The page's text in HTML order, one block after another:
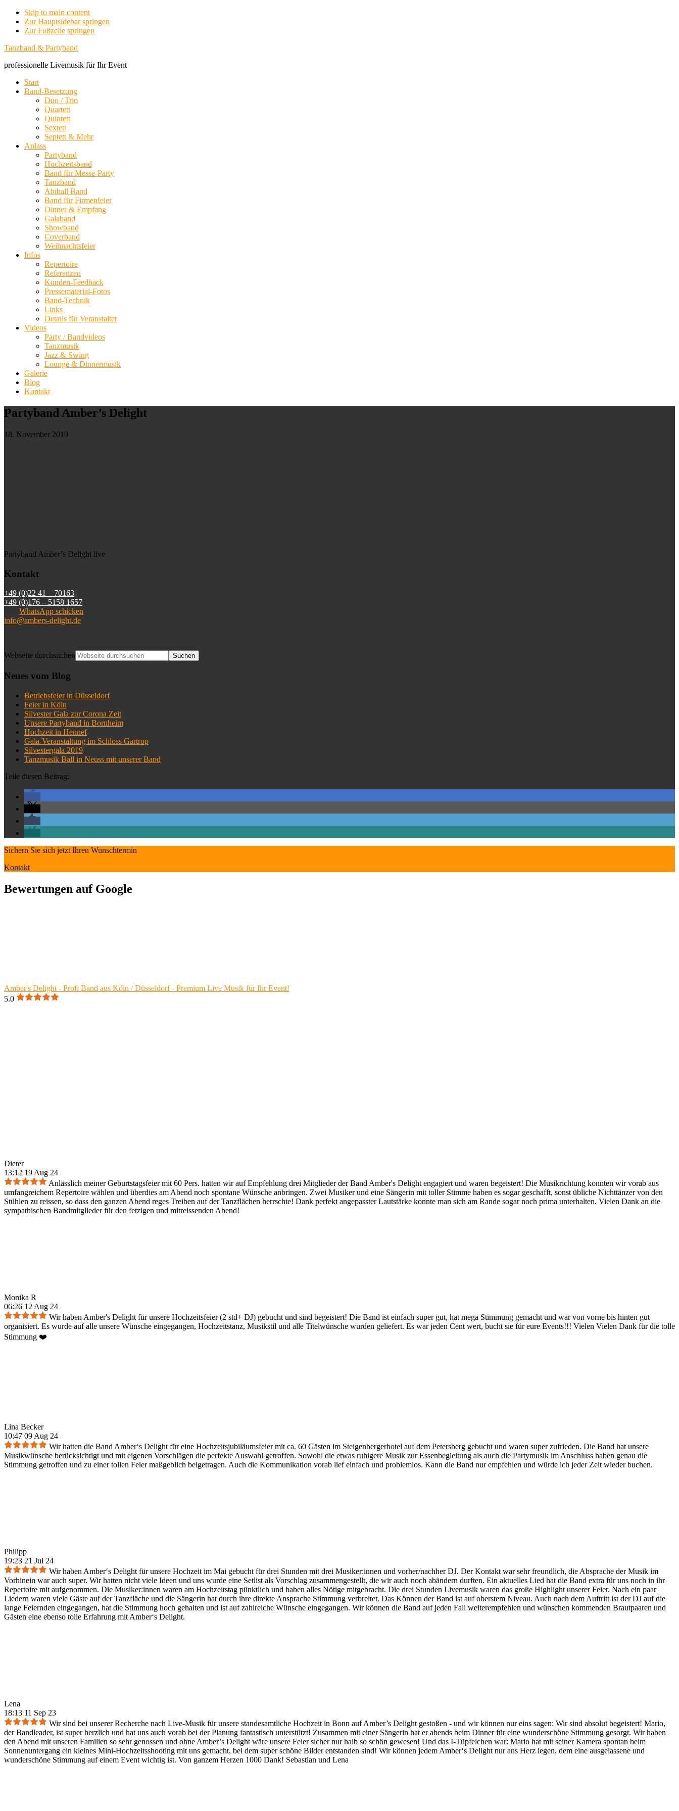
Skip to main content
Zur Hauptsidebar springen
Zur Fußzeile springen
Tanzband & Partyband
professionelle Livemusik für Ihr Event
Start
Band-Besetzung
Duo / Trio
Quartett
Quintett
Sextett
Septett & Mehr
Anlass
Partyband
Hochzeitsband
Band für Messe-Party
Tanzband
Abiball Band
Band für Firmenfeier
Dinner & Empfang
Galaband
Showband
Coverband
Weihnachtsfeier
Infos
Repertoire
Referenzen
Kunden-Feedback
Pressematerial-Fotos
Band-Technik
Links
Details für Veranstalter
Videos
Party / Bandvideos
Tanzmusik
Jazz & Swing
Lounge & Dinnermusik
Galerie
Blog
Kontakt
Partyband Amber’s Delight
18. November 2019
Partyband Amber’s Delight live
Kontakt
+49 (0)22 41 – 70163
+49 (0)176 – 5158 1657
WhatsApp schicken
info@ambers-delight.de
Webseite durchsuchen
Neues vom Blog
Betriebsfeier in Düsseldorf
Feier in Köln
Silvester Gala zur Corona Zeit
Unsere Partyband in Bornheim
Hochzeit in Hennef
Gala-Veranstaltung im Schloss Gartrop
Silvestergala 2019
Tanzmusik Ball in Neuss mit unserer Band
Teile diesen Beitrag:
Sichern Sie sich jetzt Ihren Wunschtermin
Kontakt
Bewertungen auf Google
Amber's Delight - Profi Band aus Köln / Düsseldorf - Premium Live Musik für Ihr Event!
5.0
Dieter
13:12 19 Aug 24
Anlässlich meiner Geburtstagsfeier mit 60 Pers. hatten wir auf Empfehlung drei Mitglieder der Band Amber's Delight engagiert und waren begeistert! Die Musikrichtung konnten wir vorab aus
umfangreichem Repertoire wählen und überdies am Abend noch spontane Wünsche anbringen. Zwei Musiker und eine Sängerin mit toller Stimme haben es sogar geschafft, sonst übliche Nichttänzer von den
Stühlen zu reissen, so dass den ganzen Abend reges Treiben auf der Tanzflächen herrschte! Dank perfekt angepasster Lautstärke konnte man sich am Rande sogar noch prima unterhalten. Vielen Dank an die
sympathischen Bandmitglieder für den fetzigen und mitreissenden Abend!
Monika R
06:26 12 Aug 24
Wir haben Amber's Delight für unsere Hochzeitsfeier (2 std+ DJ) gebucht und sind begeistert! Die Band ist einfach super gut, hat mega Stimmung gemacht und war von vorne bis hinten gut
organisiert. Es wurde auf alle unsere Wünsche eingegangen, Hochzeitstanz, Musikstil und alle Titelwünsche wurden geliefert. Es war jeden Cent wert, bucht sie für eure Events!!! Vielen Vielen Dank für die tolle
Stimmung ❤️
Lina Becker
10:47 09 Aug 24
Wir hatten die Band Amber‘s Delight für eine Hochzeitsjubiläumsfeier mit ca. 60 Gästen im Steigenbergerhotel auf dem Petersberg gebucht und waren super zufrieden. Die Band hat unsere
Musikwünsche berücksichtigt und mit eigenen Vorschlägen die perfekte Auswahl getroffen. Sowohl die etwas ruhigere Musik zur Essenbegleitung als auch die Partymusik im Anschluss haben genau die
Stimmung getroffen und zu einer tollen Feier maßgeblich beigetragen. Auch die Kommunikation vorab lief einfach und problemlos. Kann die Band nur empfehlen und würde ich jeder Zeit wieder buchen.
Philipp
19:23 21 Jul 24
Wir haben Amber‘s Delight für unsere Hochzeit im Mai gebucht für drei Stunden mit drei Musiker:innen und vorher/nachher DJ. Der Kontakt war sehr freundlich, die Absprache der Musik im
Vorhinein war auch super. Wir hatten nicht viele Ideen und uns wurde eine Setlist als Vorschlag zusammengestellt, die wir auch noch abändern durften. Ein aktuelles Lied hat die Band extra für uns noch in ihr
Repertoire mit aufgenommen. Die Musiker:innen waren am Hochzeitstag pünktlich und haben alles Nötige mitgebracht. Die drei Stunden Livemusik waren das große Highlight unserer Feier. Nach ein paar
Liedern waren viele Gäste auf der Tanzfläche und die Sängerin hat durch ihre direkte Ansprache Stimmung verbreitet. Das Können der Band ist auf oberstem Niveau. Auch nach dem Auftritt ist der DJ auf die
lange Feiernden eingegangen, hat die Stimmung hoch gehalten und ist auf zahlreiche Wünsche eingegangen. Wir können die Band auf jeden Fall weiterempfehlen und wünschen kommenden Brautpaaren und
Gästen eine ebenso tolle Erfahrung mit Amber‘s Delight.
Lena
18:13 11 Sep 23
Wir sind bei unserer Recherche nach Live-Musik für unsere standesamtliche Hochzeit in Bonn auf Amber’s Delight gestoßen - und wir können nur eins sagen: Wir sind absolut begeistert! Mario,
der Bandleader, ist super herzlich und hat uns auch vorab bei der Planung fantastisch unterstützt! Zusammen mit einer Sängerin hat er abends beim Dinner für eine wunderschöne Stimmung gesorgt. Wir haben
den Abend mit unseren Familien so sehr genossen und ohne Amber’s Delight wäre unsere Feier sicher nur halb so schön gewesen! Und das I-Tüpfelchen war: Mario hat mit seiner Kamera spontan beim
Sonnenuntergang ein kleines Mini-Hochzeitsshooting mit uns gemacht, bei dem super schöne Bilder entstanden sind! Wir können jedem Amber‘s Delight nur ans Herz legen, dem eine ausgelassene und
wunderschöne Stimmung auf einem Event wichtig ist. Von ganzem Herzen 1000 Dank! Sebastian und Lena